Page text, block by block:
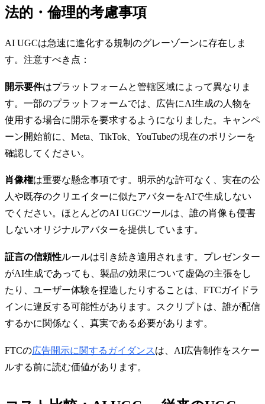
法的・倫理的考慮事項
AI UGCは急速に進化する規制のグレーゾーンに存在しま
す。注意すべき点：
開示要件はプラットフォームと管轄区域によって異なりま
す。一部のプラットフォームでは、広告にAI生成の人物を
使用する場合に開示を要求するようになりました。キャンペ
ーン開始前に、Meta、TikTok、YouTubeの現在のポリシーを
確認してください。
肖像権は重要な懸念事項です。明示的な許可なく、実在の公
人や既存のクリエイターに似たアバターをAIで生成しない
でください。ほとんどのAI UGCツールは、誰の肖像も侵害
しないオリジナルアバターを提供しています。
証言の信頼性ルールは引き続き適用されます。プレゼンター
がAI生成であっても、製品の効果について虚偽の主張をし
たり、ユーザー体験を捏造したりすることは、FTCガイドラ
インに違反する可能性があります。スクリプトは、誰が配信
するかに関係なく、真実である必要があります。
FTCの広告開示に関するガイダンスは、AI広告制作をスケー
ルする前に読む価値があります。